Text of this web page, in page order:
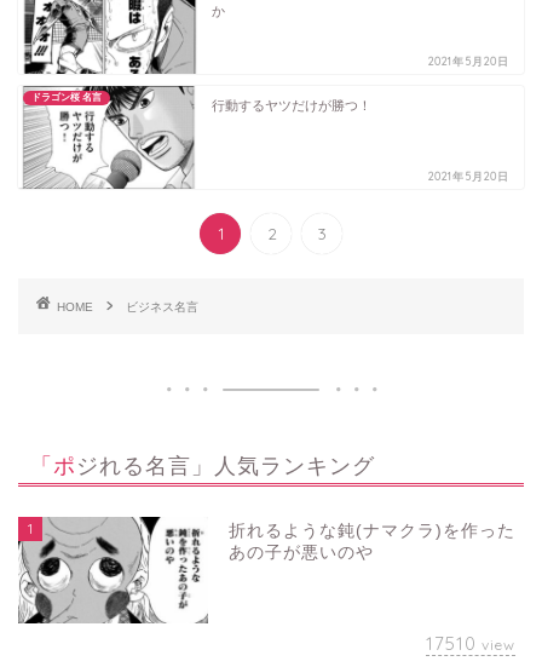
か
2021年5月20日
ドラゴン桜 名言
行動するヤツだけが勝つ！
2021年5月20日
1 2 3
HOME ビジネス名言
「ポジれる名言」人気ランキング
1
折れるような鈍(ナマクラ)を作った
あの子が悪いのや
17510 view